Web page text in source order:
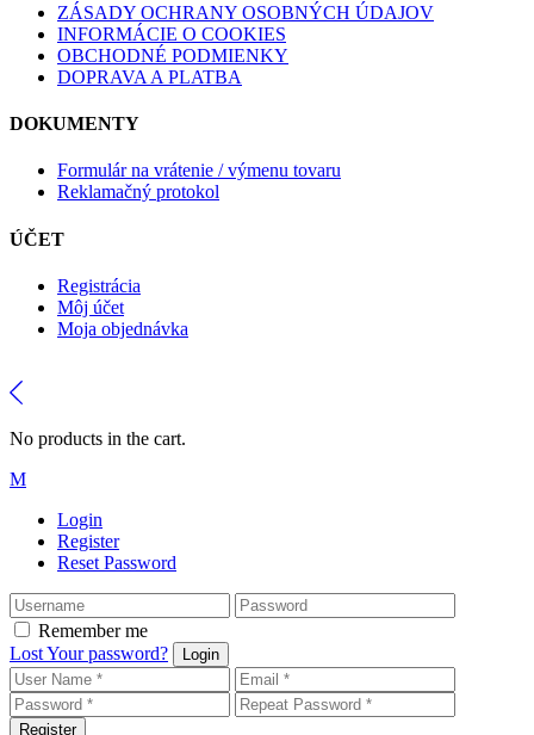
ZÁSADY OCHRANY OSOBNÝCH ÚDAJOV
INFORMÁCIE O COOKIES
OBCHODNÉ PODMIENKY
DOPRAVA A PLATBA
DOKUMENTY
Formulár na vrátenie / výmenu tovaru
Reklamačný protokol
ÚČET
Registrácia
Môj účet
Moja objednávka
No products in the cart.
Login
Register
Reset Password
Remember me
Lost Your password?
Login
Register